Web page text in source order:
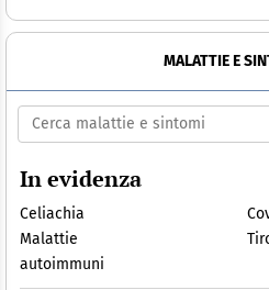
MALATTIE E
In evidenza
Celiachia
Malattie
autoimmuni